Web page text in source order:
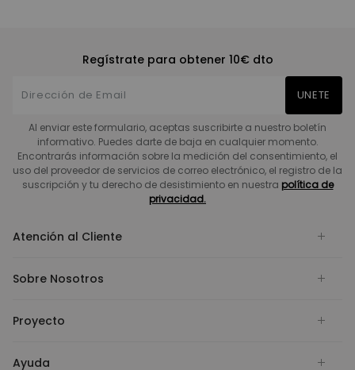
Regístrate para obtener 10€ dto
UNETE
Al enviar este formulario, aceptas suscribirte a nuestro boletín
informativo. Puedes darte de baja en cualquier momento.
Encontrarás información sobre la medición del consentimiento, el
uso del proveedor de servicios de correo electrónico, el registro de la
suscripción y tu derecho de desistimiento en nuestra política de
privacidad.
Atención al Cliente
Sobre Nosotros
Proyecto
Ayuda